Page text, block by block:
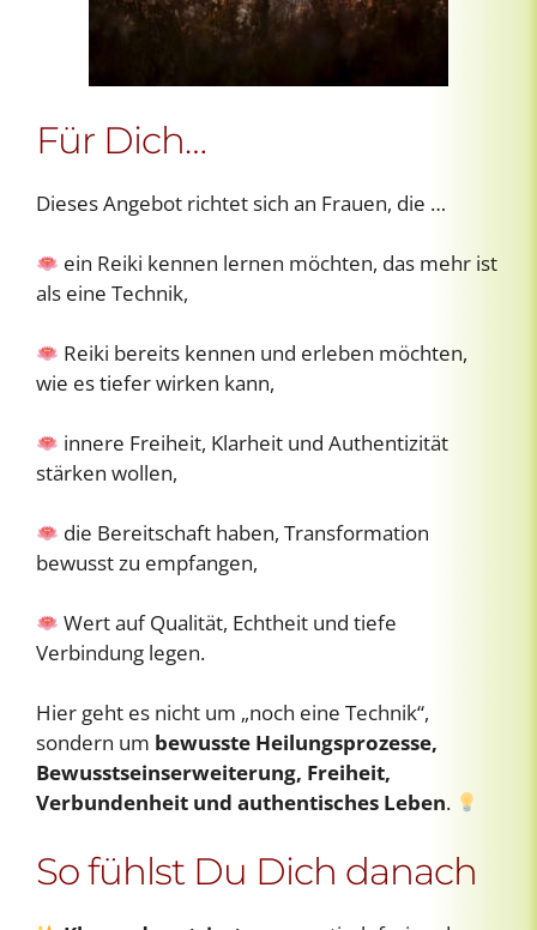
Für Dich…
Dieses Angebot richtet sich an Frauen, die …
ein Reiki kennen lernen möchten, das mehr ist
als eine Technik,
Reiki bereits kennen und erleben möchten,
wie es tiefer wirken kann,
innere Freiheit, Klarheit und Authentizität
stärken wollen,
die Bereitschaft haben, Transformation
bewusst zu empfangen,
Wert auf Qualität, Echtheit und tiefe
Verbindung legen.
Hier geht es nicht um „noch eine Technik“,
sondern um bewusste Heilungsprozesse,
Bewusstseinserweiterung, Freiheit,
Verbundenheit und authentisches Leben.
So fühlst Du Dich danach